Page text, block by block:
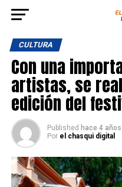
CULTURA
Con una
artistas, se
edición del
Published hace 4 años
Por el chasqui digital